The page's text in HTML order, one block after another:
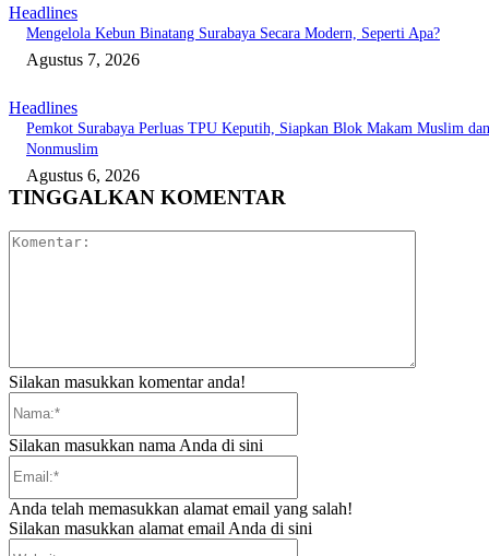
Headlines
Mengelola Kebun Binatang Surabaya Secara Modern, Seperti Apa?
Agustus 7, 2026
Headlines
Pemkot Surabaya Perluas TPU Keputih, Siapkan Blok Makam Muslim dan
Nonmuslim
Agustus 6, 2026
TINGGALKAN KOMENTAR
Silakan masukkan komentar anda!
Silakan masukkan nama Anda di sini
Anda telah memasukkan alamat email yang salah!
Silakan masukkan alamat email Anda di sini